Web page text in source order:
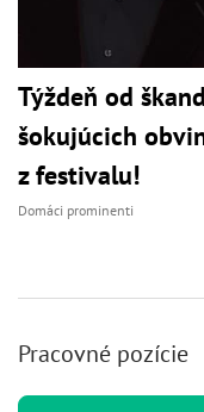
Týždeň od
šokujúcich
z festivalu!
Domáci prominenti
Pracovné pozície